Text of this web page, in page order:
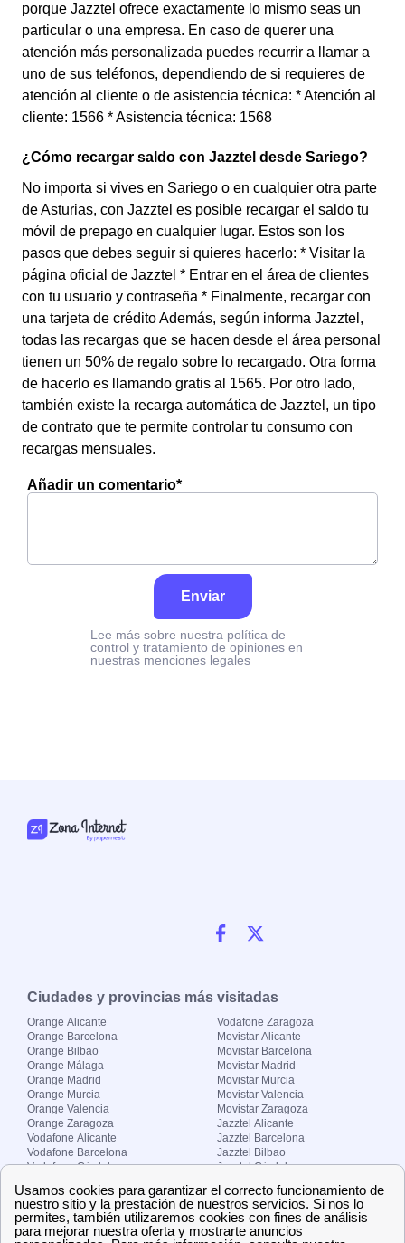
porque Jazztel ofrece exactamente lo mismo seas un
particular o una empresa. En caso de querer una
atención más personalizada puedes recurrir a llamar a
uno de sus teléfonos, dependiendo de si requieres de
atención al cliente o de asistencia técnica: * Atención al
cliente: 1566 * Asistencia técnica: 1568
¿Cómo recargar saldo con Jazztel desde Sariego?
No importa si vives en Sariego o en cualquier otra parte
de Asturias, con Jazztel es posible recargar el saldo tu
móvil de prepago en cualquier lugar. Estos son los
pasos que debes seguir si quieres hacerlo: * Visitar la
página oficial de Jazztel * Entrar en el área de clientes
con tu usuario y contraseña * Finalmente, recargar con
una tarjeta de crédito Además, según informa Jazztel,
todas las recargas que se hacen desde el área personal
tienen un 50% de regalo sobre lo recargado. Otra forma
de hacerlo es llamando gratis al 1565. Por otro lado,
también existe la recarga automática de Jazztel, un tipo
de contrato que te permite controlar tu consumo con
recargas mensuales.
Añadir un comentario*
Enviar
Lee más sobre nuestra política de
control y tratamiento de opiniones en
nuestras menciones legales
Ciudades y provincias más visitadas
Orange Alicante
Orange Barcelona
Orange Bilbao
Orange Málaga
Orange Madrid
Orange Murcia
Orange Valencia
Orange Zaragoza
Vodafone Alicante
Vodafone Barcelona
Vodafone Córdoba
Vodafone Madrid
Vodafone Murcia
Vodafone Valencia
Vodafone Zaragoza
Movistar Alicante
Movistar Barcelona
Movistar Madrid
Movistar Murcia
Movistar Valencia
Movistar Zaragoza
Jazztel Alicante
Jazztel Barcelona
Jazztel Bilbao
Jazztel Córdoba
Jazztel Málaga
Jazztel Valencia
Jazztel Zaragoza